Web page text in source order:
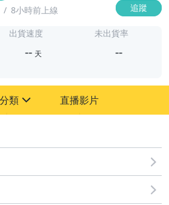
8小時前上線 追蹤
出貨速度
-- 天
未出貨率
--
類 直播影片